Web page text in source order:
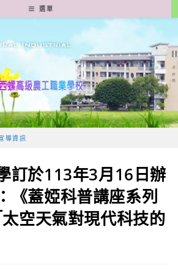
選單
導資訊
訂於113年3月16日辦
《蓋婭科普講座系列
空天氣對現代科技的